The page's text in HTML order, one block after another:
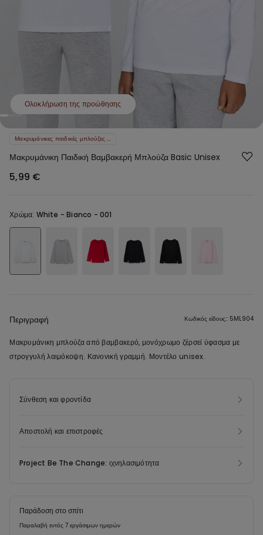
Ολοκλήρωση της προώθησης
Μακρυμάνικες παιδικές μπλούζες 2 τμχ 9,99 €
Μακρυμάνικη Παιδική Βαμβακερή Μπλούζα Basic Unisex
5,99 €
Χρώμα: White -Bianco - 001
Περιγραφή Κωδικός είδους:: 5ML904
Μακρυμάνικη μπλούζα από βαμβακερό, μονόχρωμο ζέρσεϊ ύφασμα με
στρογγυλή λαιμόκοψη. Κανονική γραμμή. Μοντέλο unisex.
Σύνθεση και φροντίδα
Αποστολή και επιστροφές
Project Be The Change: ιχνηλασιμότητα
Παράδοση στο σπίτι
Παραλαβή εντός 7 εργάσιμων ημερών